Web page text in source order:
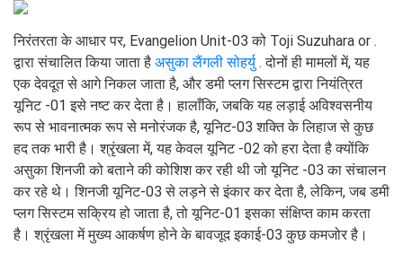
निरंतरता के आधार पर, Evangelion Unit-03 को Toji Suzuhara or .
द्वारा संचालित किया जाता है असुका लैंगली सोहर्यु . दोनों ही मामलों में, यह
एक देवदूत से आगे निकल जाता है, और डमी प्लग सिस्टम द्वारा नियंत्रित
यूनिट -01 इसे नष्ट कर देता है। हालाँकि, जबकि यह लड़ाई अविश्वसनीय
रूप से भावनात्मक रूप से मनोरंजक है, यूनिट-03 शक्ति के लिहाज से कुछ
हद तक भारी है। श्रृंखला में, यह केवल यूनिट -02 को हरा देता है क्योंकि
असुका शिनजी को बताने की कोशिश कर रही थी जो यूनिट -03 का संचालन
कर रहे थे। शिनजी यूनिट-03 से लड़ने से इंकार कर देता है, लेकिन, जब डमी
प्लग सिस्टम सक्रिय हो जाता है, तो यूनिट-01 इसका संक्षिप्त काम करता
है। श्रृंखला में मुख्य आकर्षण होने के बावजूद इकाई-03 कुछ कमजोर है।